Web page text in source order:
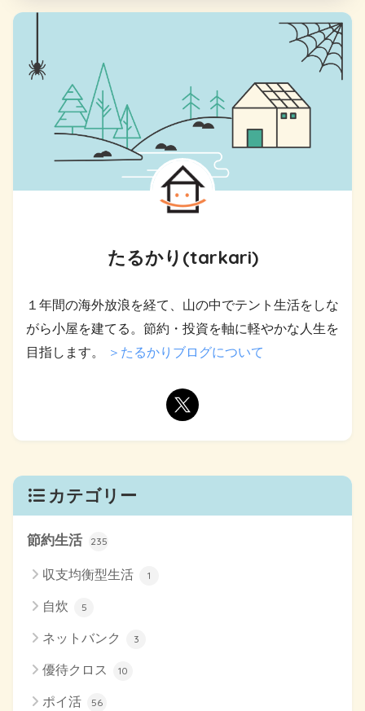
たるかり(tarkari)
１年間の海外放浪を経て、山の中でテント生活をしな
がら小屋を建てる。節約・投資を軸に軽やかな人生を
目指します。
＞たるかりブログについて
カテゴリー
節約生活 235
収支均衡型生活 1
自炊 5
ネットバンク 3
優待クロス 10
ポイ活 56